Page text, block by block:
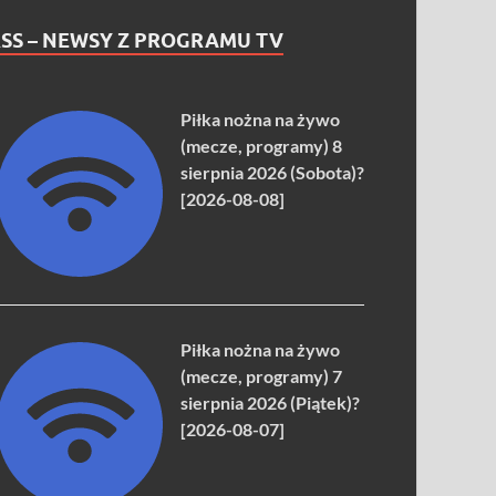
– NEWSY Z PROGRAMU TV
Piłka nożna na żywo
(mecze, programy) 8
sierpnia 2026 (Sobota)?
[2026-08-08]
Piłka nożna na żywo
(mecze, programy) 7
sierpnia 2026 (Piątek)?
[2026-08-07]